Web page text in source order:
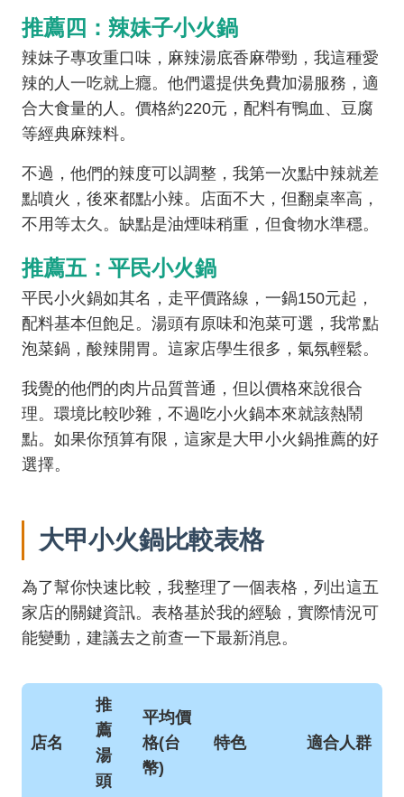
推薦四：辣妹子小火鍋
辣妹子專攻重口味，麻辣湯底香麻帶勁，我這種愛
辣的人一吃就上癮。他們還提供免費加湯服務，適
合大食量的人。價格約220元，配料有鴨血、豆腐
等經典麻辣料。
不過，他們的辣度可以調整，我第一次點中辣就差
點噴火，後來都點小辣。店面不大，但翻桌率高，
不用等太久。缺點是油煙味稍重，但食物水準穩。
推薦五：平民小火鍋
平民小火鍋如其名，走平價路線，一鍋150元起，
配料基本但飽足。湯頭有原味和泡菜可選，我常點
泡菜鍋，酸辣開胃。這家店學生很多，氣氛輕鬆。
我覺的他們的肉片品質普通，但以價格來說很合
理。環境比較吵雜，不過吃小火鍋本來就該熱鬧
點。如果你預算有限，這家是大甲小火鍋推薦的好
選擇。
大甲小火鍋比較表格
為了幫你快速比較，我整理了一個表格，列出這五
家店的關鍵資訊。表格基於我的經驗，實際情況可
能變動，建議去之前查一下最新消息。
店名
推
薦
湯
頭
平均價
格(台
幣)
特色 適合人群